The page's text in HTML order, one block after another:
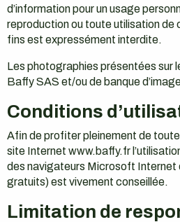
d’information pour un usage
reproduction ou toute utilisation de
fins est expressément interdite.
Les photographies présentées sur
Baffy SAS et/ou de banque
Conditions
Afin de profiter pleinement de
site Internet www.baffy.fr
des navigateurs Microsoft Internet
gratuits) est vivement conseillée.
Limitation de